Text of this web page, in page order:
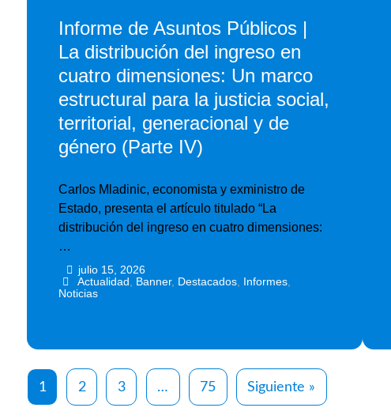
Informe de Asuntos Públicos |
La distribución del ingreso en
cuatro dimensiones: Un marco
estructural para la justicia social,
territorial, generacional y de
género (Parte IV)
Carlos Mladinic, economista y exministro de
Estado, presenta el artículo titulado “La
distribución del ingreso en cuatro dimensiones:
…
julio 15, 2026
Actualidad Banner, Destacados, Informes,
Noticias
1 2 3 … 75 Siguiente »